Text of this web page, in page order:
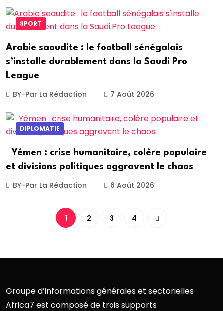
SPORT
Arabie saoudite : le football sénégalais
s’installe durablement dans la Saudi Pro
League
BY-Par La Rédaction 7 Août 2026
DIPLOMATIE
Yémen : crise humanitaire, colère populaire
et divisions politiques aggravent le chaos
BY-Par La Rédaction 6 Août 2026
1 2 3 4
Groupe d’informations générales et sectorielles
Africa7 est composé de trois supports